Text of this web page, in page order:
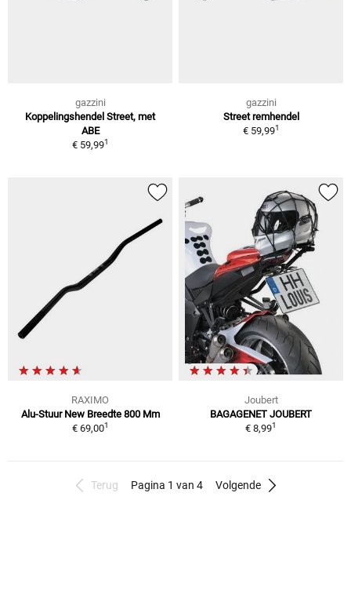
gazzini
Koppelingshendel Street, met
ABE
€ 59,991
gazzini
Street remhendel
€ 59,991
RAXIMO
Alu-Stuur New Breedte 800 Mm
€ 69,001
Joubert
BAGAGENET JOUBERT
€ 8,991
Terug Pagina 1 van 4 Volgende